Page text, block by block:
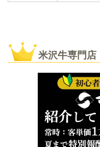
米沢牛専門店